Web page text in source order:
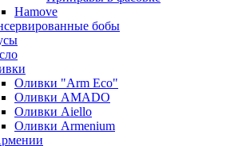
Hamove
бобы
Оливки "Arm Eco"
Оливки AMADO
Оливки Aiello
Оливки Armenium